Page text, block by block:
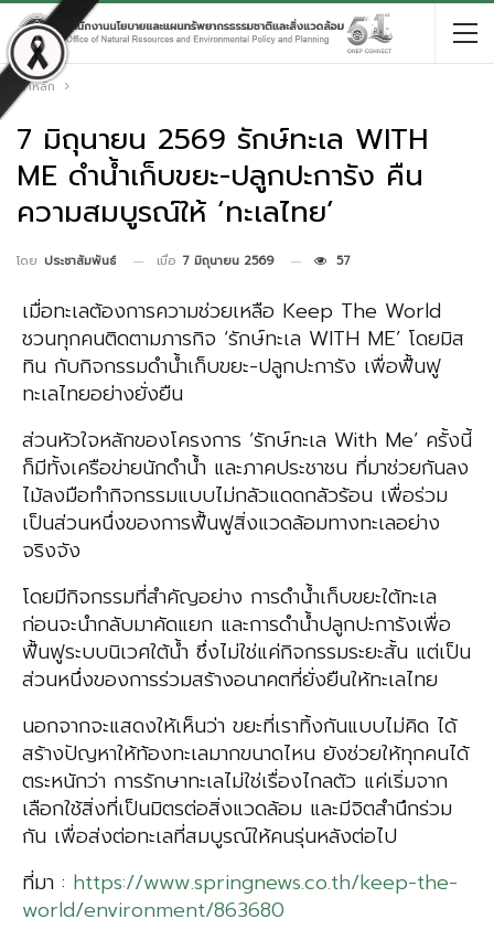
หน้าหลัก
7 มิถุนายน 2569 รักษ์ทะเล WITH
ME ดำน้ำเก็บขยะ-ปลูกปะการัง คืน
ความสมบูรณ์ให้ ‘ทะเลไทย’
โดย ประชาสัมพันธ์ เมื่อ 7 มิถุนายน 2569 57
เมื่อทะเลต้องการความช่วยเหลือ Keep The World
ชวนทุกคนติดตามภารกิจ ‘รักษ์ทะเล WITH ME’ โดยมิส
ทิน กับกิจกรรมดำน้ำเก็บขยะ-ปลูกปะการัง เพื่อฟื้นฟู
ทะเลไทยอย่างยั่งยืน
ส่วนหัวใจหลักของโครงการ ‘รักษ์ทะเล With Me’ ครั้งนี้
ก็มีทั้งเครือข่ายนักดําน้ำ และภาคประชาชน ที่มาช่วยกันลง
ไม้ลงมือทำกิจกรรมแบบไม่กลัวแดดกลัวร้อน เพื่อร่วม
เป็นส่วนหนึ่งของการฟื้นฟูสิ่งแวดล้อมทางทะเลอย่าง
จริงจัง
โดยมีกิจกรรมที่สำคัญอย่าง การดําน้ำเก็บขยะใต้ทะเล
ก่อนจะนำกลับมาคัดแยก และการดําน้ำปลูกปะการังเพื่อ
ฟื้นฟูระบบนิเวศใต้น้ำ ซึ่งไม่ใช่แค่กิจกรรมระยะสั้น แต่เป็น
ส่วนหนึ่งของการร่วมสร้างอนาคตที่ยั่งยืนให้ทะเลไทย
นอกจากจะแสดงให้เห็นว่า ขยะที่เราทิ้งกันแบบไม่คิด ได้
สร้างปัญหาให้ท้องทะเลมากขนาดไหน ยังช่วยให้ทุกคนได้
ตระหนักว่า การรักษาทะเลไม่ใช่เรื่องไกลตัว แค่เริ่มจาก
เลือกใช้สิ่งที่เป็นมิตรต่อสิ่งแวดล้อม และมีจิตสำนึกร่วม
กัน เพื่อส่งต่อทะเลที่สมบูรณ์ให้คนรุ่นหลังต่อไป
ที่มา : https://www.springnews.co.th/keep-the-
world/environment/863680